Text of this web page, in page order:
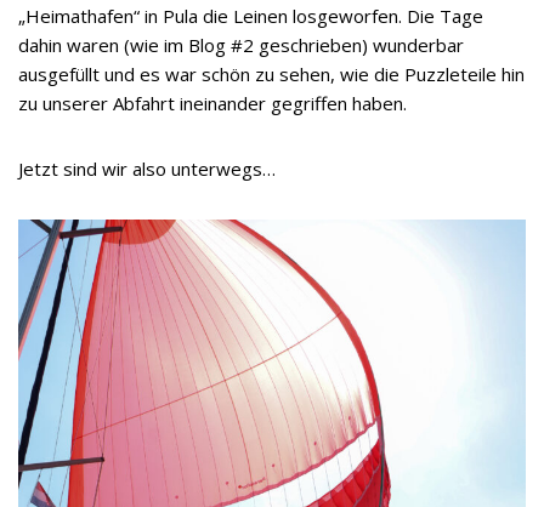
„Heimathafen“ in Pula die Leinen losgeworfen. Die Tage
dahin waren (wie im Blog #2 geschrieben) wunderbar
ausgefüllt und es war schön zu sehen, wie die Puzzleteile hin
zu unserer Abfahrt ineinander gegriffen haben.
Jetzt sind wir also unterwegs…